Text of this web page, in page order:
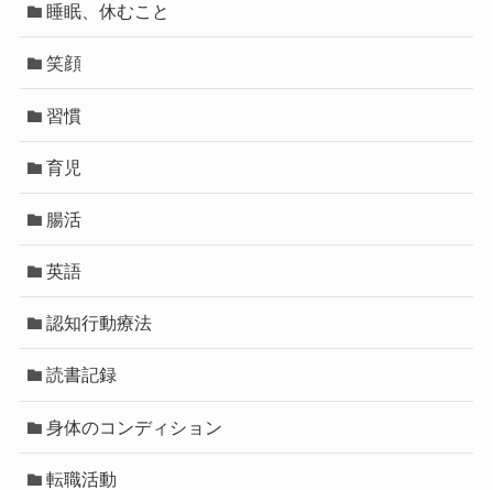
睡眠、休むこと
笑顔
習慣
育児
腸活
英語
認知行動療法
読書記録
身体のコンディション
転職活動